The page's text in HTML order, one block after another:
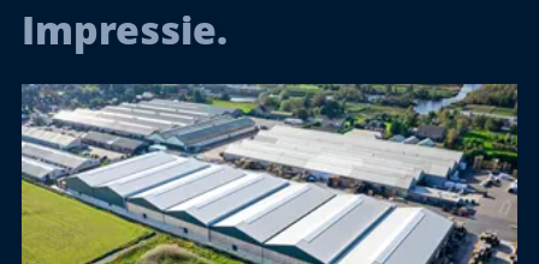
Impressie.